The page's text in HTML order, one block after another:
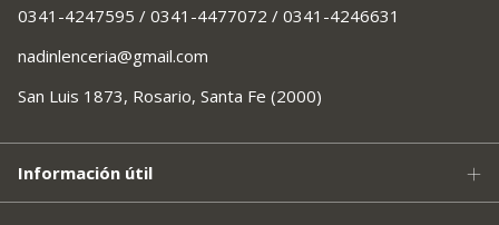
0341-4247595 / 0341-4477072 / 0341-4246631
nadinlenceria@gmail.com
San Luis 1873, Rosario, Santa Fe (2000)
Información útil